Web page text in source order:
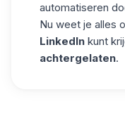
automatiseren
Nu weet je alles
LinkedIn kunt
achtergelaten.